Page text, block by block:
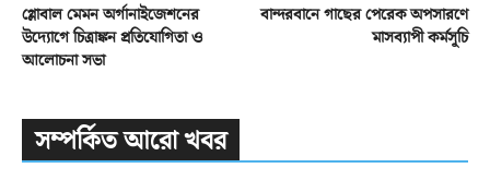
গ্লোবাল মেমন অর্গানাইজেশনের
উদ্যোগে চিত্রাঙ্কন প্রতিযোগিতা ও
আলোচনা সভা
বান্দরবানে গাছের পেরেক অপসারণে
মাসব্যাপী কর্মসূচি
সম্পর্কিত আরো খবর